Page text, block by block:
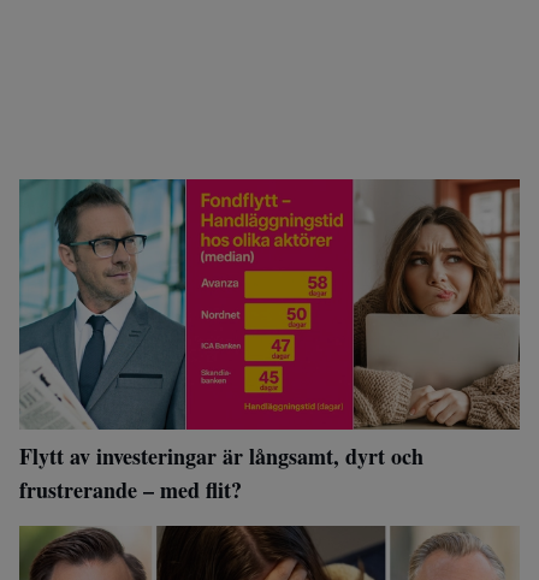
Flytt av investeringar är långsamt, dyrt och
frustrerande – med flit?